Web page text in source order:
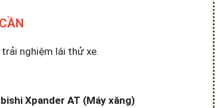
nghiệm lái thử xe.
Xpander AT (Máy xăng)